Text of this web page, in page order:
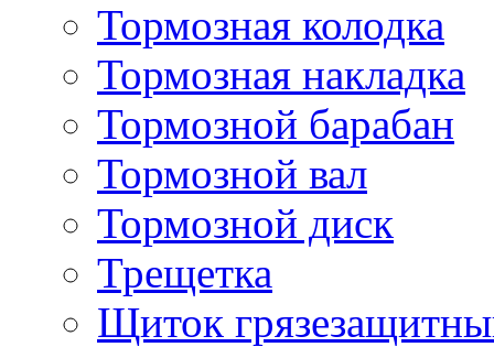
Тормозная колодка
Тормозная накладка
Тормозной барабан
Тормозной вал
Тормозной диск
Трещетка
Щиток